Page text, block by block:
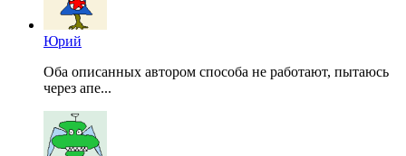
Юрий
Оба описанных автором способа не работают, пытаюсь
через апе...